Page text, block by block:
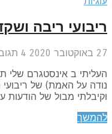
ריבה
2020
4תגובות
ב אינסטגרם שלי
על האמת) של ריבועי
מבול של הודעות עם